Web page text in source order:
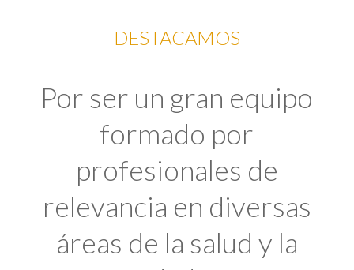
DESTACAMOS
Por ser un gran equipo
formado por
profesionales de
relevancia en diversas
áreas de la salud y la